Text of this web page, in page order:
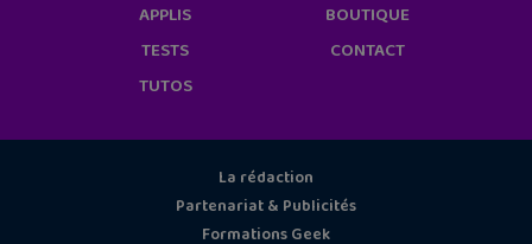
APPLIS
TESTS
TUTOS
BOUTIQUE
CONTACT
La rédaction
Partenariat & Publicités
Formations Geek